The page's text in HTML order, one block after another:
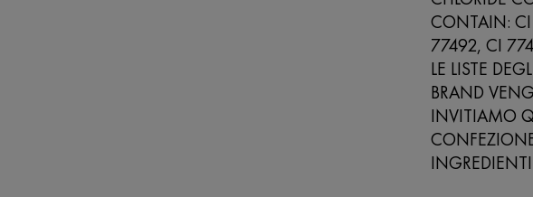
CONTAIN:
77492, CI
LE LISTE
BRAND
INVITIAMO